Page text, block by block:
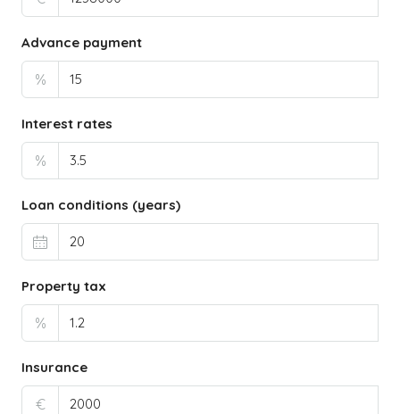
Advance payment
%
Interest rates
%
Loan conditions (years)
Property tax
%
Insurance
€